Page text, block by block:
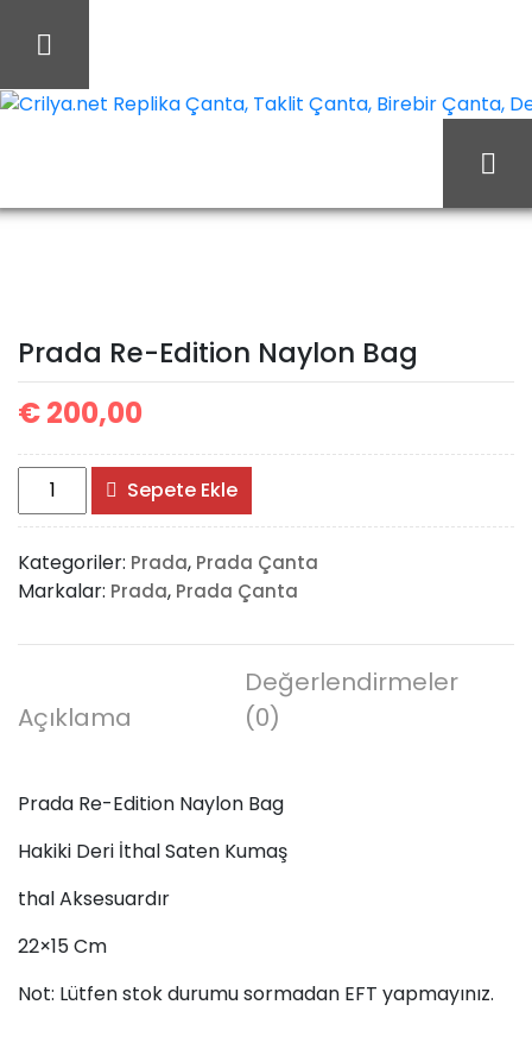
Prada
Prada Re-Edition Naylon Bag
€200,00
Prada
Re-
Edition
Naylon
Bag
Sepete Ekle
Kategoriler: Prada, Prada Çanta
Markalar: Prada, Prada Çanta
Açıklama
Değerlendirmeler
(0)
Prada Re-Edition Naylon Bag
Hakiki Deri İthal Saten Kumaş
thal Aksesuardır
22×15 Cm
Not: Lütfen stok durumu sormadan EFT yapmayınız.